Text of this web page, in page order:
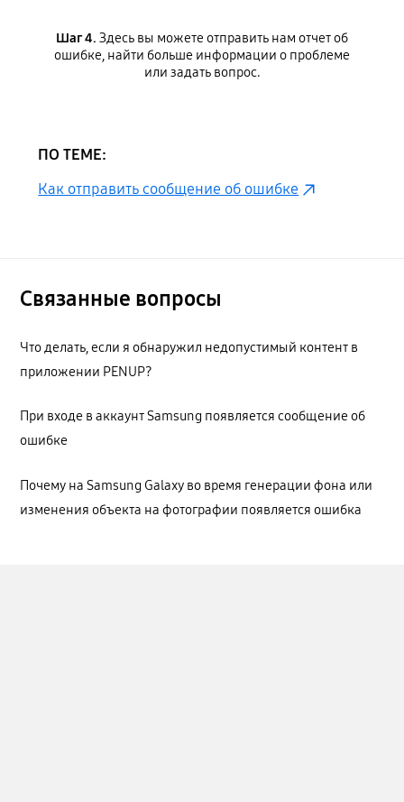
Шаг 4. Здесь вы можете отправить нам отчет об
ошибке, найти больше информации о проблеме
или задать вопрос.
ПО ТЕМЕ:
Как отправить сообщение об ошибке
Связанные вопросы
Что делать, если я обнаружил недопустимый контент в
приложении PENUP?
При входе в аккаунт Samsung появляется сообщение об
ошибке
Почему на Samsung Galaxy во время генерации фона или
изменения объекта на фотографии появляется ошибка